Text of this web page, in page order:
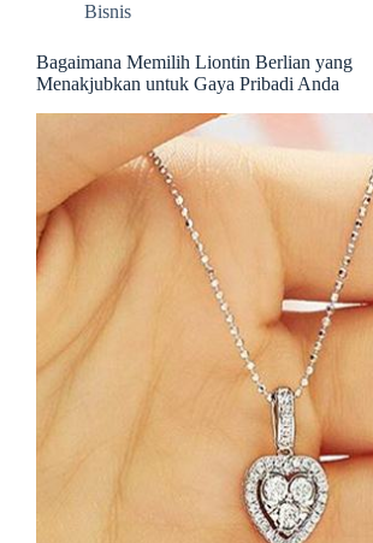
Bisnis
Bagaimana Memilih Liontin Berlian yang
Menakjubkan untuk Gaya Pribadi Anda